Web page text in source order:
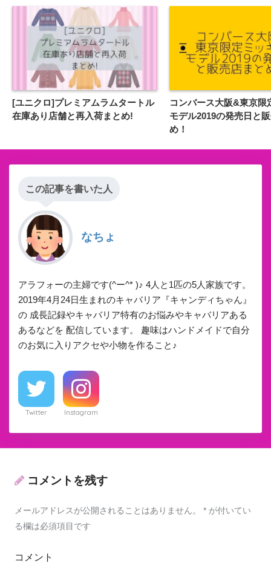
[ユニクロ]プレミアムラムタートル
在庫あり店舗と再入荷まとめ!
コンバース大阪&東京限
モデル2019の発売日と
め！
この記事を書いた人
なちょ
アラフォーの主婦です(^ー^* )♪ 4人と1匹の5人家族です。
2019年4月24日生まれのキャバリア『キャンディちゃん』
の 成長記録やキャバリア特有のお悩みやキャバリアある
あるなどを 配信しています。 趣味はハンドメイドで自分
のお気に入りアクセや小物を作ること♪
Twitter Instagram
コメントを残す
メールアドレスが公開されることはありません。 * が付いてい
る欄は必須項目です
コメント